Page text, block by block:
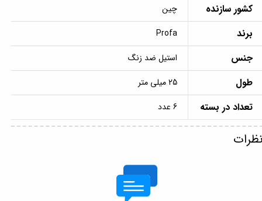
کشور سازنده چین
برند Profa
جنس استیل ضد زنگ
طول 25 میلی متر
تعداد در بسته 6 عدد